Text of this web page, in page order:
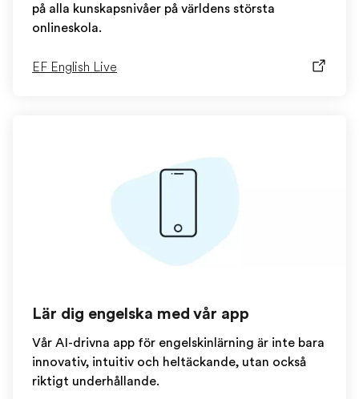
på alla kunskapsnivåer på världens största
onlineskola.
EF English Live
Lär dig engelska med vår app
Vår AI-drivna app för engelskinlärning är inte bara
innovativ, intuitiv och heltäckande, utan också
riktigt underhållande.